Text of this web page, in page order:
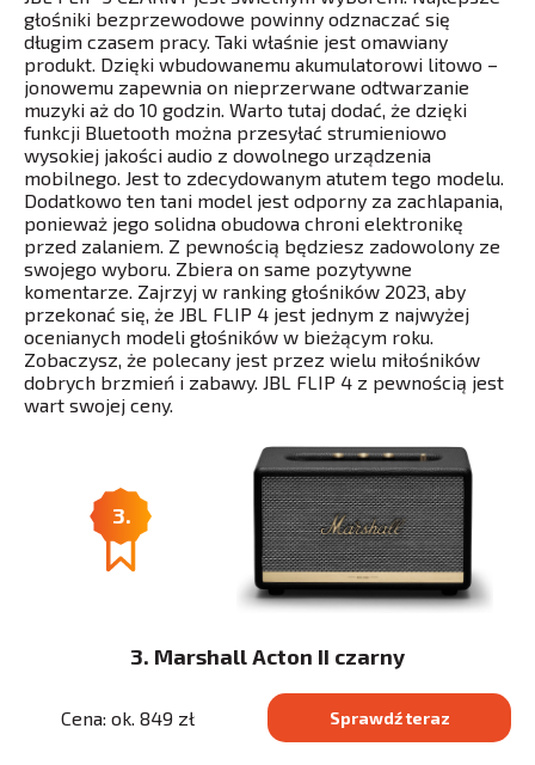
głośniki bezprzewodowe powinny odznaczać się
długim czasem pracy. Taki właśnie jest omawiany
produkt. Dzięki wbudowanemu akumulatorowi litowo –
jonowemu zapewnia on nieprzerwane odtwarzanie
muzyki aż do 10 godzin. Warto tutaj dodać, że dzięki
funkcji Bluetooth można przesyłać strumieniowo
wysokiej jakości audio z dowolnego urządzenia
mobilnego. Jest to zdecydowanym atutem tego modelu.
Dodatkowo ten tani model jest odporny za zachlapania,
ponieważ jego solidna obudowa chroni elektronikę
przed zalaniem. Z pewnością będziesz zadowolony ze
swojego wyboru. Zbiera on same pozytywne
komentarze. Zajrzyj w ranking głośników 2023, aby
przekonać się, że JBL FLIP 4 jest jednym z najwyżej
ocenianych modeli głośników w bieżącym roku.
Zobaczysz, że polecany jest przez wielu miłośników
dobrych brzmień i zabawy. JBL FLIP 4 z pewnością jest
wart swojej ceny.
3.
3. Marshall Acton II czarny
Cena: ok. 849 zł Sprawdź teraz